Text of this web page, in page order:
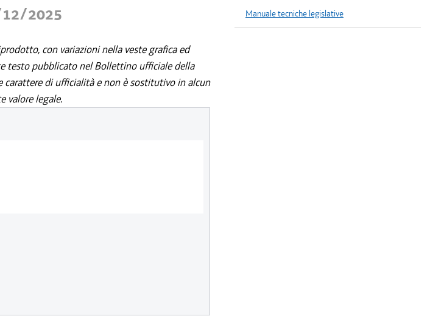
12/2025
con variazioni nella veste grafica ed
testo pubblicato nel Bollettino ufficiale della
carattere di ufficialità e non è sostitutivo in alcun
valore legale.
Manuale tecniche legislative